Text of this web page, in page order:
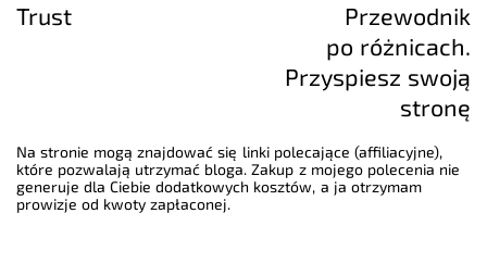
Trust
Przewodnik
po różnicach.
Przyspiesz swoją
stronę
Na stronie mogą znajdować się linki polecające (affiliacyjne),
które pozwalają utrzymać bloga. Zakup z mojego polecenia nie
generuje dla Ciebie dodatkowych kosztów, a ja otrzymam
prowizje od kwoty zapłaconej.